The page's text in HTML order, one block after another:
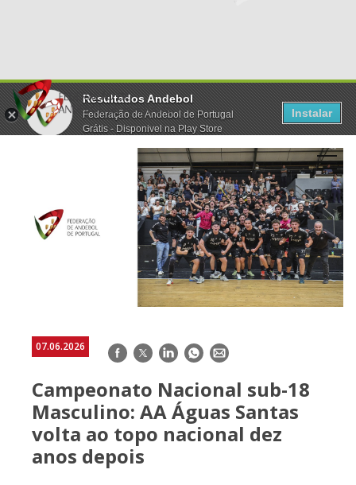
Resultados Andebol
Federação de Andebol de Portugal
Grátis - Disponivel na Play Store
Instalar
07.06.2026 Facebook
TwitterLinkedInWhatsApp
E-
Campeonato Nacional sub-18
Masculino: AA Águas Santas
volta ao topo nacional dez
anos depois